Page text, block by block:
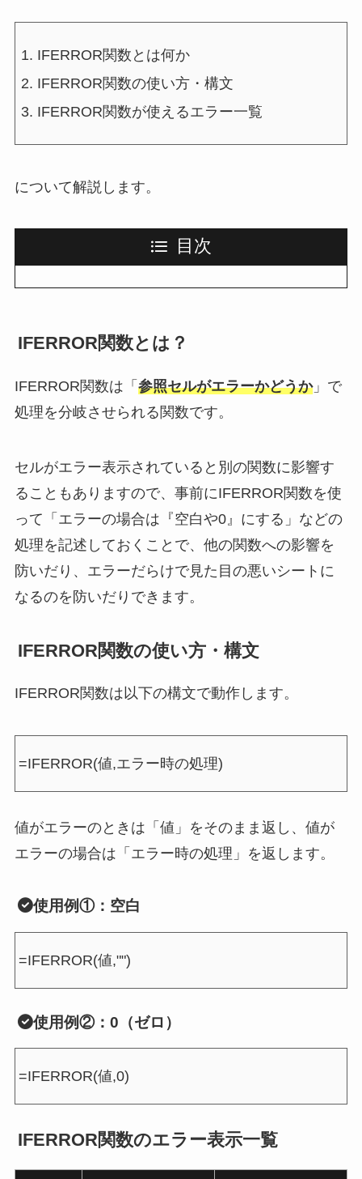
IFERROR関数とは何か
IFERROR関数の使い方・構文
IFERROR関数が使えるエラー一覧
について解説します。
目次
IFERROR関数とは？
IFERROR関数は「 参照セルがエラーかどうか」で
処理を分岐させられる関数です。
セルがエラー表示されていると別の関数に影響す
ることもありますので、事前にIFERROR関数を使
って「エラーの場合は『空白や0』にする」などの
処理を記述しておくことで、他の関数への影響を
防いだり、エラーだらけで見た目の悪いシートに
なるのを防いだりできます。
IFERROR関数の使い方・構文
IFERROR関数は以下の構文で動作します。
=IFERROR(値,エラー時の処理)
値がエラーのときは「値」をそのまま返し、値が
エラーの場合は「エラー時の処理」を返します。
使用例①：空白
=IFERROR(値,"")
使用例②：0（ゼロ）
=IFERROR(値,0)
IFERROR関数のエラー表示一覧